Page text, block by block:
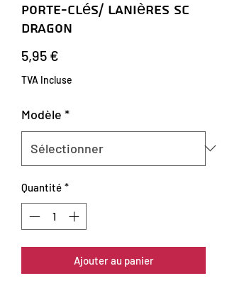
Porte-clés/ Lanières SC
Dragon
5,95 €
TVA Incluse
Modèle *
Quantité *
Ajouter au panier